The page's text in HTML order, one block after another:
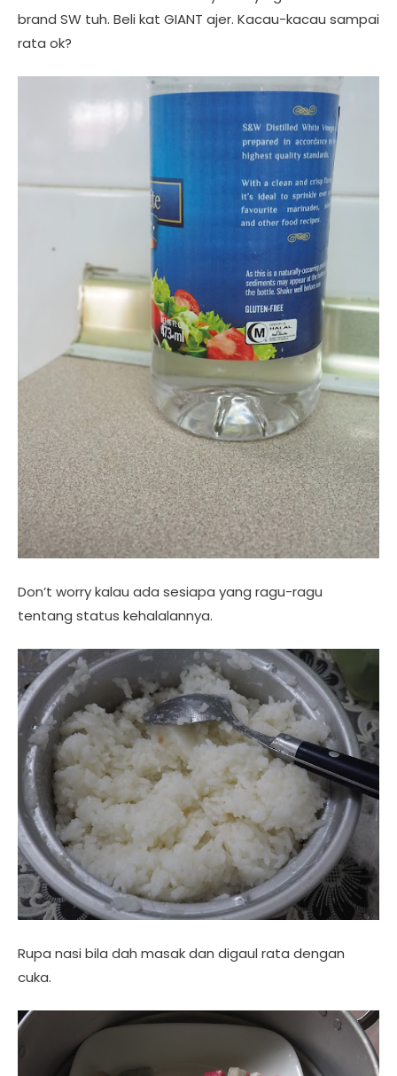
brand SW tuh. Beli kat GIANT ajer. Kacau-kacau sampai
rata ok?
Don’t worry kalau ada sesiapa yang ragu-ragu
tentang status kehalalannya.
Rupa nasi bila dah masak dan digaul rata dengan
cuka.